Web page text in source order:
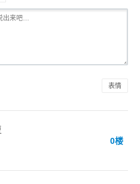
表情
0楼